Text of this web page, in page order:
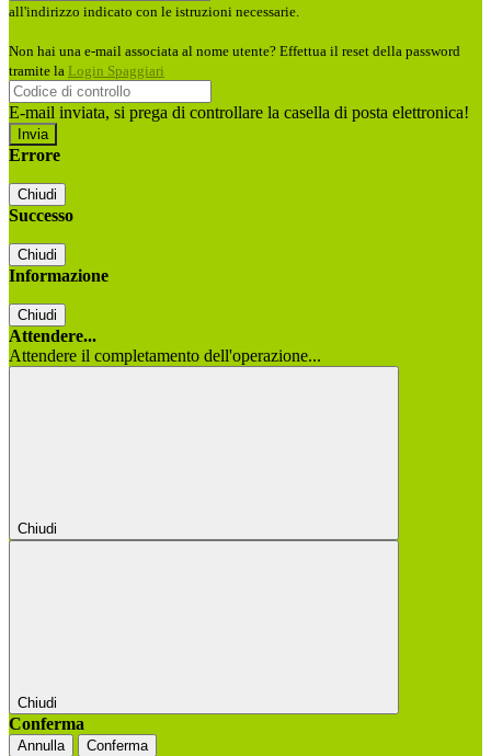
all'indirizzo indicato con le istruzioni necessarie.
Non hai una e-mail associata al nome utente? Effettua il reset della password
tramite la Login Spaggiari
E-mail inviata, si prega di controllare la casella di posta elettronica!
Errore
Chiudi
Successo
Chiudi
Informazione
Chiudi
Attendere...
Attendere il completamento dell'operazione...
Chiudi
Chiudi
Conferma
Annulla Conferma